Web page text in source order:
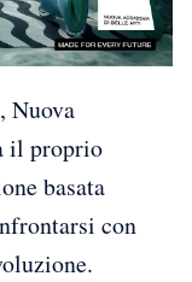
Nuova
il proprio
basata
con